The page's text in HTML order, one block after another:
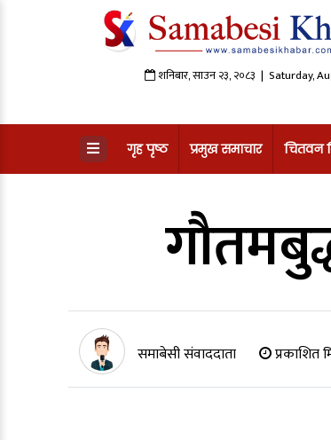
शनिबार,साउन२३,२०८३ | Saturday,
गृह पृष्ठ प्रमुख समाचार चितवन
समाबेसी संवाददाता प्रकाशित